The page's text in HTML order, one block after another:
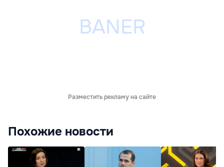
Разместить рекламу на сайте
Похожие новости